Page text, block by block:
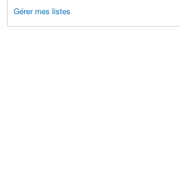
Gérer mes listes